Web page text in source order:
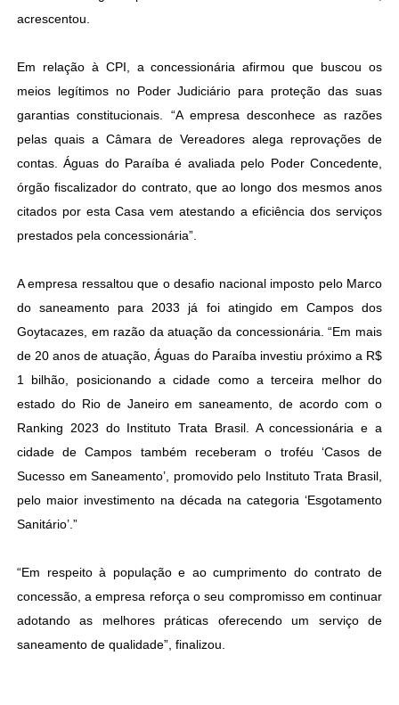
acrescentou.
Em relação à CPI, a concessionária afirmou que buscou os
meios legítimos no Poder Judiciário para proteção das suas
garantias constitucionais. “A empresa desconhece as razões
pelas quais a Câmara de Vereadores alega reprovações de
contas. Águas do Paraíba é avaliada pelo Poder Concedente,
órgão fiscalizador do contrato, que ao longo dos mesmos anos
citados por esta Casa vem atestando a eficiência dos serviços
prestados pela concessionária”.
A empresa ressaltou que o desafio nacional imposto pelo Marco
do saneamento para 2033 já foi atingido em Campos dos
Goytacazes, em razão da atuação da concessionária. “Em mais
de 20 anos de atuação, Águas do Paraíba investiu próximo a R$
1 bilhão, posicionando a cidade como a terceira melhor do
estado do Rio de Janeiro em saneamento, de acordo com o
Ranking 2023 do Instituto Trata Brasil. A concessionária e a
cidade de Campos também receberam o troféu ‘Casos de
Sucesso em Saneamento’, promovido pelo Instituto Trata Brasil,
pelo maior investimento na década na categoria ‘Esgotamento
Sanitário’.”
“Em respeito à população e ao cumprimento do contrato de
concessão, a empresa reforça o seu compromisso em continuar
adotando as melhores práticas oferecendo um serviço de
saneamento de qualidade”, finalizou.